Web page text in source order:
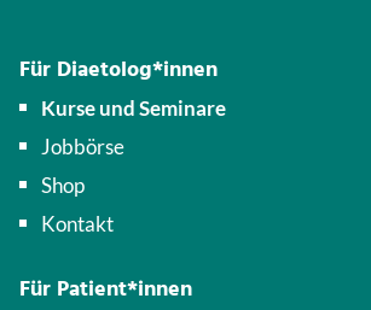
Für Diaetolog*innen
Kurse und Seminare
Jobbörse
Shop
Kontakt
Für Patient*innen